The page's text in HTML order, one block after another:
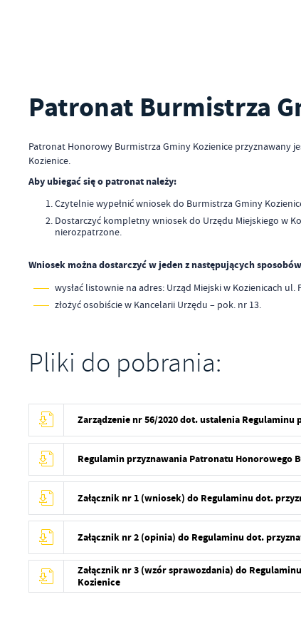
Patronat Burmistrza
Patronat Honorowy Burmistrza Gminy Kozienice przyznawany
Kozienice.
Aby ubiegać się o patronat należy:
Czytelnie wypełnić wniosek do Burmistrza Gminy
Dostarczyć kompletny wniosek do Urzędu Miejskiego w
nierozpatrzone.
Wniosek można dostarczyć w jeden z następujących
wysłać listownie na adres: Urząd Miejski w
złożyć osobiście w Kancelarii Urzędu – pok. nr 13.
Pliki do pobrania:
Zarządzenie nr 56/2020 dot. ustalenia
Regulamin przyznawania Patronatu Honorowego
Załącznik nr 1 (wniosek) do Regulaminu dot.
Załącznik nr 2 (opinia) do Regulaminu dot.
Załącznik nr 3 (wzór sprawozdania) do
Kozienice